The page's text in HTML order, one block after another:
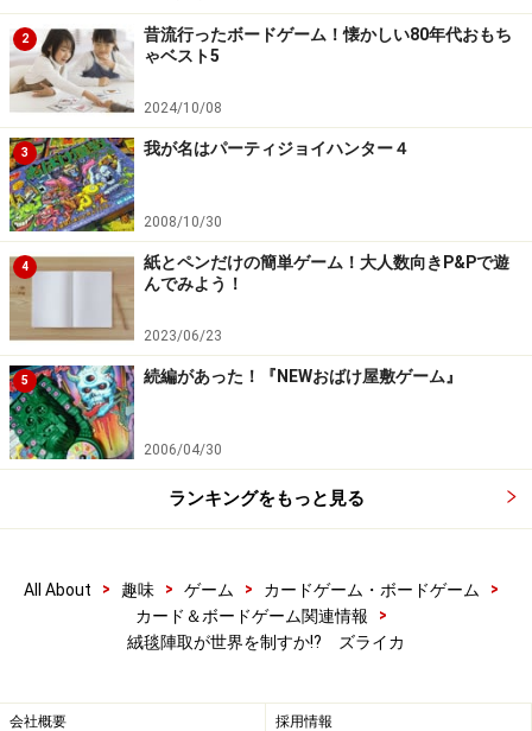
2
昔流行ったボードゲーム！懐かしい80年代おもち
ゃベスト5
2024/10/08
3 我が名はパーティジョイハンター４
2008/10/30
4
紙とペンだけの簡単ゲーム！大人数向きP&Pで遊
んでみよう！
2023/06/23
5 続編があった！『NEWおばけ屋敷ゲーム』
2006/04/30
ランキングをもっと見る
All About > 趣味 > ゲーム > カードゲーム・ボードゲーム
>
カード＆ボードゲーム関連情報
>
絨毯陣取が世界を制すか!? ズライカ
会社概要 採用情報